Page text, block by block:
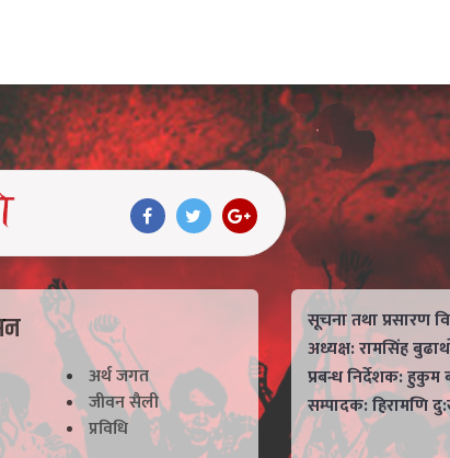
अर्थ जगत
जीवन सैली
प्रविधि
सूचना तथा प्रसारण
अध्यक्ष: रामसिंह
प्रबन्ध निर्देशक: हुकुम
सम्पादक: हिरामणि